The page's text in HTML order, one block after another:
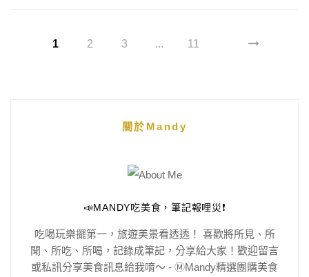
1 2 3 ... 11
關於Mandy
📣MANDY吃美食，筆記報哩災❗️
吃喝玩樂擺第一，旅遊美景看透透！ 喜歡將所見、所
聞、所吃、所喝，記錄成筆記，分享給大家！歡迎留言
或私訊分享美食訊息給我唷～ - Ⓜ️Mandy精選團購美食